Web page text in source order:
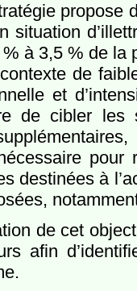
propose
situation
à 3,5 % de la
de
et
de cibler
pour
destinées à
de cet
afin